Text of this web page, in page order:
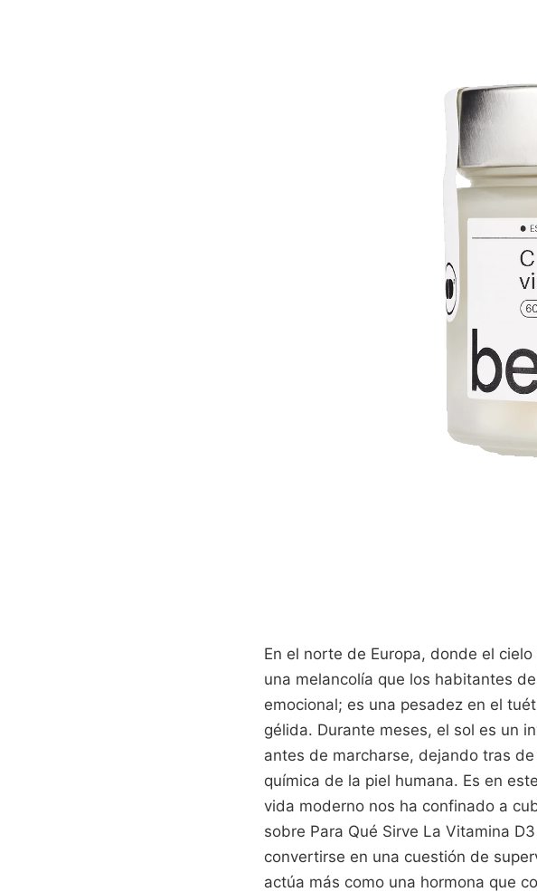
En el norte de Europa, donde el
una melancolía que los habitantes
emocional; es una pesadez en el
gélida. Durante meses, el sol es un
antes de marcharse, dejando tras
química de la piel humana. Es en
vida moderno nos ha confinado a
sobre Para Qué Sirve La Vitamina
convertirse en una cuestión de
actúa más como una hormona que